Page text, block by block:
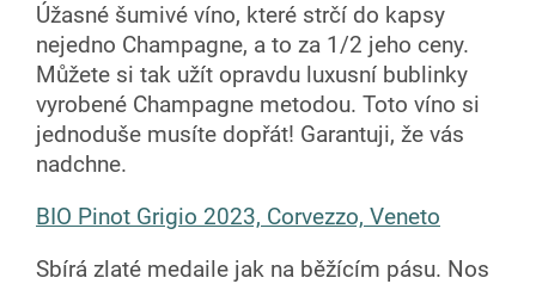
Úžasné šumivé víno, které strčí do kapsy
nejedno Champagne, a to za 1/2 jeho ceny.
Můžete si tak užít opravdu luxusní bublinky
vyrobené Champagne metodou. Toto víno si
jednoduše musíte dopřát! Garantuji, že vás
nadchne.
BIO Pinot Grigio 2023, Corvezzo, Veneto
Sbírá zlaté medaile jak na běžícím pásu. Nos